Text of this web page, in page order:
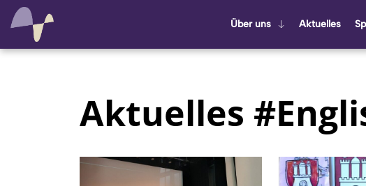
Über uns Ak­tu­el­les
Aktuelles